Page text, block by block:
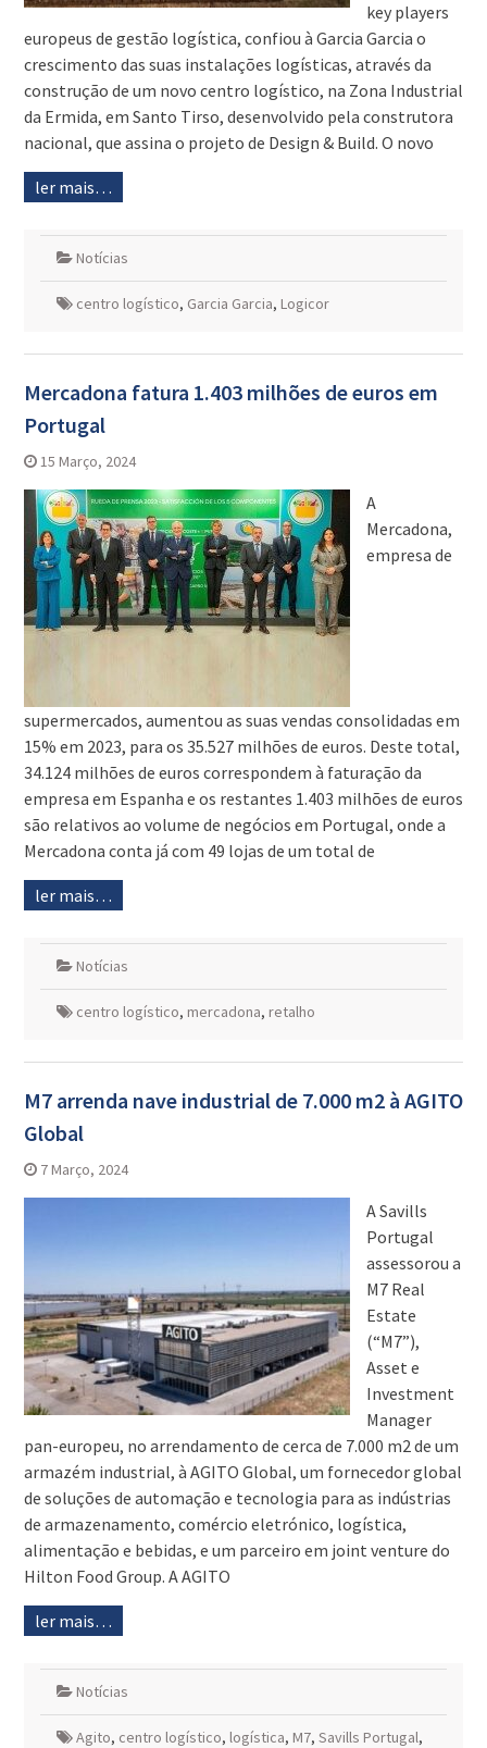
key players
europeus de gestão logística, confiou à Garcia Garcia o
crescimento das suas instalações logísticas, através da
construção de um novo centro logístico, na Zona Industrial
da Ermida, em Santo Tirso, desenvolvido pela construtora
nacional, que assina o projeto de Design & Build. O novo
ler mais…
Notícias
centro logístico, Garcia Garcia, Logicor
Mercadona fatura 1.403 milhões de euros em
Portugal
15 Março, 2024
A
Mercadona,
empresa de
supermercados, aumentou as suas vendas consolidadas em
15% em 2023, para os 35.527 milhões de euros. Deste total,
34.124 milhões de euros correspondem à faturação da
empresa em Espanha e os restantes 1.403 milhões de euros
são relativos ao volume de negócios em Portugal, onde a
Mercadona conta já com 49 lojas de um total de
ler mais…
Notícias
centro logístico, mercadona, retalho
M7 arrenda nave industrial de 7.000 m2 à AGITO
Global
7 Março, 2024
A Savills
Portugal
assessorou a
M7 Real
Estate
(“M7”),
Asset e
Investment
Manager
pan-europeu, no arrendamento de cerca de 7.000 m2 de um
armazém industrial, à AGITO Global, um fornecedor global
de soluções de automação e tecnologia para as indústrias
de armazenamento, comércio eletrónico, logística,
alimentação e bebidas, e um parceiro em joint venture do
Hilton Food Group. A AGITO
ler mais…
Notícias
Agito, centro logístico, logística, M7, Savills Portugal,